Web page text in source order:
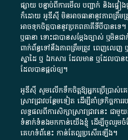
ផ្សាយ​ បន្ទាប់​ពី​ការ​មើល​ បញ្ជាក់​ និង​ផ្ទ
ក៏​ដោយ​ អូ​ឌី​ស៊ី​ មិន​អាច​ធានា​នូវ​ភាព​ត្រឹ
អាច​ទុកចិត្ត​បាននូវ​ប្រភព​ភាគី​ទី​បី​បាន​ទេ​
ឬ​ធានា​ ទោះជា​បាន​សម្តែង​ច្បាស់​ ឬ​មិន​ជ
ពាក់ព័ន្ធ​ទៅ​នឹង​ភាព​ត្រឹមត្រូវ​ ពេញលេញ​
ស្នាដៃ​ ឬ​ ឯកសារ​ ដែល​មាន​ ឬ​ដែល​ប
ដែល​បាន​ផ្តល់​ឲ្យ​។
អូឌីស៊ី សូមលើកទឹកចិត្តឱ្យអ្នកប្រើប្រាស់គេ
ស្រាវជ្រាវបន្ថែមទៀត ដើម្បីគាំទ្រកិច្ចក
លទ្ធផលពីការសិក្សាស្រាវជ្រាវនេះ ជាមួ
ទំនាក់ទំនងមកកាន់យើងខ្ញុំ ដើម្បីចូលរួម
គេហទំព័នេះ កាន់តែល្អប្រសើរឡើង។